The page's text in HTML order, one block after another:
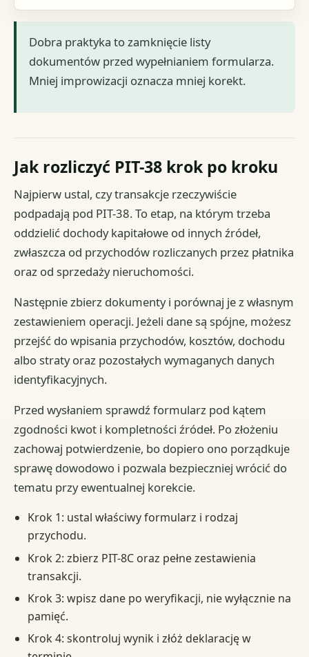
Dobra praktyka to zamknięcie listy
dokumentów przed wypełnianiem formularza.
Mniej improwizacji oznacza mniej korekt.
Jak rozliczyć PIT-38 krok po kroku
Najpierw ustal, czy transakcje rzeczywiście
podpadają pod PIT-38. To etap, na którym trzeba
oddzielić dochody kapitałowe od innych źródeł,
zwłaszcza od przychodów rozliczanych przez płatnika
oraz od sprzedaży nieruchomości.
Następnie zbierz dokumenty i porównaj je z własnym
zestawieniem operacji. Jeżeli dane są spójne, możesz
przejść do wpisania przychodów, kosztów, dochodu
albo straty oraz pozostałych wymaganych danych
identyfikacyjnych.
Przed wysłaniem sprawdź formularz pod kątem
zgodności kwot i kompletności źródeł. Po złożeniu
zachowaj potwierdzenie, bo dopiero ono porządkuje
sprawę dowodowo i pozwala bezpieczniej wrócić do
tematu przy ewentualnej korekcie.
Krok 1: ustal właściwy formularz i rodzaj
przychodu.
Krok 2: zbierz PIT-8C oraz pełne zestawienia
transakcji.
Krok 3: wpisz dane po weryfikacji, nie wyłącznie na
pamięć.
Krok 4: skontroluj wynik i złóż deklarację w